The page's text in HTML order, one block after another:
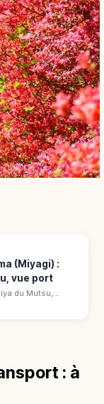
(Miyagi) :
vue port
du Mutsu,
Escalier
Hote Matsuri
: à